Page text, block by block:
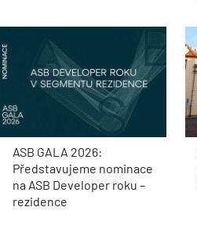
ASB GALA 2026:
Představujeme nominace
na ASB Developer roku –
rezidence